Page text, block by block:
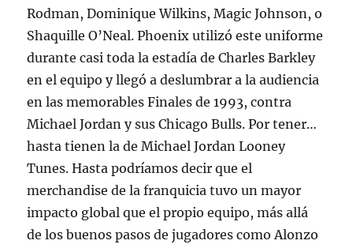
Rodman, Dominique Wilkins, Magic Johnson, o
Shaquille O’Neal. Phoenix utilizó este uniforme
durante casi toda la estadía de Charles Barkley
en el equipo y llegó a deslumbrar a la audiencia
en las memorables Finales de 1993, contra
Michael Jordan y sus Chicago Bulls. Por tener…
hasta tienen la de Michael Jordan Looney
Tunes. Hasta podríamos decir que el
merchandise de la franquicia tuvo un mayor
impacto global que el propio equipo, más allá
de los buenos pasos de jugadores como Alonzo